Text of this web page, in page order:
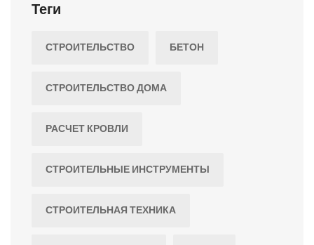
Теги
СТРОИТЕЛЬСТВО БЕТОН
СТРОИТЕЛЬСТВО ДОМА
РАСЧЕТ КРОВЛИ
СТРОИТЕЛЬНЫЕ ИНСТРУМЕНТЫ
СТРОИТЕЛЬНАЯ ТЕХНИКА